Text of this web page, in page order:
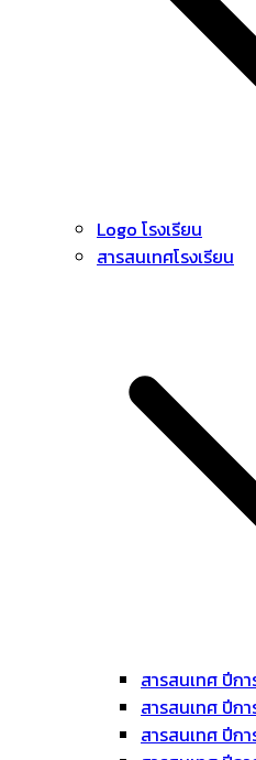
Logo โรงเรียน
สารสนเทศโรงเรียน
สารสนเทศ ปีก
สารสนเทศ ปีก
สารสนเทศ ปีก